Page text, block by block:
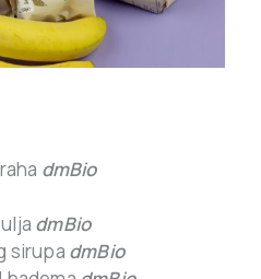
dmBio
dmBio
sirupa dmBio